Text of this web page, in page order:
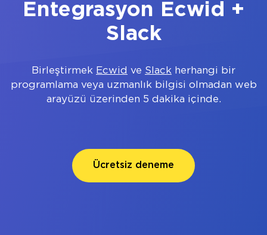
Entegrasyon Ecwid +
Slack
Birleştirmek Ecwid ve Slack herhangi bir
programlama veya uzmanlık bilgisi olmadan web
arayüzü üzerinden 5 dakika içinde.
Ücretsiz deneme